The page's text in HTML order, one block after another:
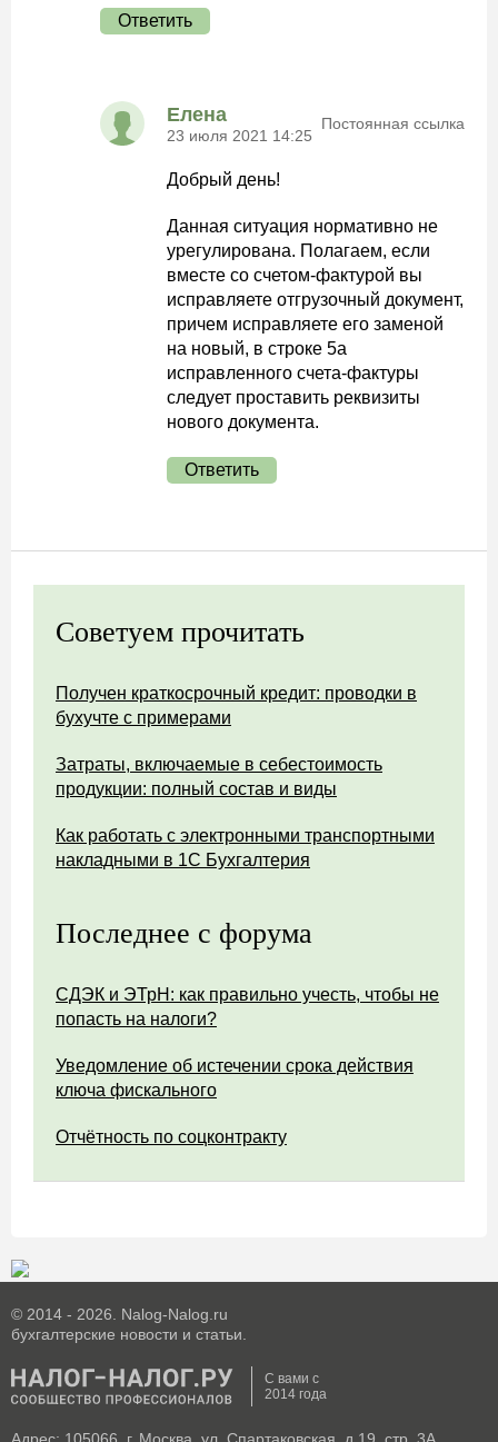
Ответить
Елена
23 июля 2021 14:25
Постоянная ссылка
Добрый день!
Данная ситуация нормативно не
урегулирована. Полагаем, если
вместе со счетом-фактурой вы
исправляете отгрузочный документ,
причем исправляете его заменой
на новый, в строке 5а
исправленного счета-фактуры
следует проставить реквизиты
нового документа.
Ответить
Советуем прочитать
Получен краткосрочный кредит: проводки в
бухучте с примерами
Затраты, включаемые в себестоимость
продукции: полный состав и виды
Как работать с электронными транспортными
накладными в 1С Бухгалтерия
Последнее с форума
СДЭК и ЭТрН: как правильно учесть, чтобы не
попасть на налоги?
Уведомление об истечении срока действия
ключа фискального
Отчётность по соцконтракту
© 2014 - 2026. Nalog-Nalog.ru
бухгалтерские новости и статьи.
С вами с
2014 года